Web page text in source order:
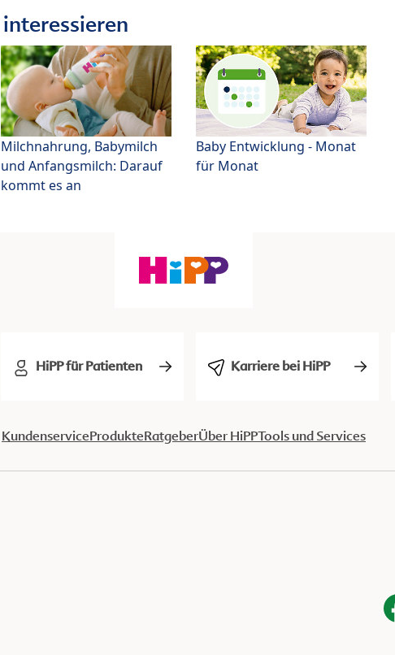
Milchnahrung, Babymilch
und Anfangsmilch: Darauf
kommt es an
Baby Entwicklung - Monat
für Monat
HiPP für Patienten Karriere bei HiPP
KundenserviceProdukteRatgeberÜber HiPPTools und Services